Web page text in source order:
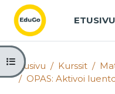
Siirry pääsisältöön
ETUSIVU
Avaa kurssisisältö
Etusivu Kurssit
OPAS: Aktivoi